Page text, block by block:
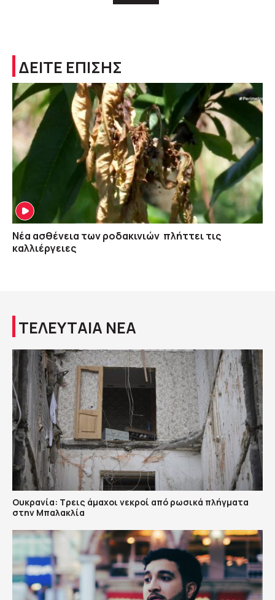
ΔΕΙΤΕ ΕΠΙΣΗΣ
Νέα ασθένεια των ροδακινιών πλήττει τις
καλλιέργειες
ΤΕΛΕΥΤΑΙΑ ΝΕΑ
Ουκρανία: Τρεις άμαχοι νεκροί από ρωσικά πλήγματα
στην Μπαλακλία